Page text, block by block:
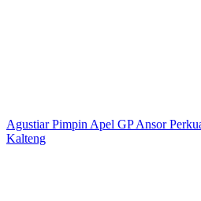
Agustiar Pimpin Apel GP Ansor
Kalteng